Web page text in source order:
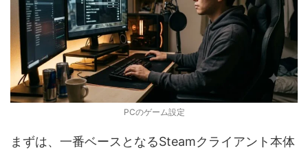
PCのゲーム設定
まずは、一番ベースとなるSteamクライアント本体